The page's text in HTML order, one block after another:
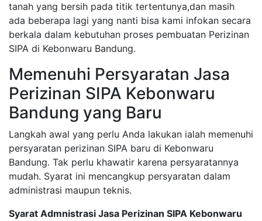
tanah yang bersih pada titik tertentunya,dan masih
ada beberapa lagi yang nanti bisa kami infokan secara
berkala dalam kebutuhan proses pembuatan Perizinan
SIPA di Kebonwaru Bandung.
Memenuhi Persyaratan Jasa
Perizinan SIPA Kebonwaru
Bandung yang Baru
Langkah awal yang perlu Anda lakukan ialah memenuhi
persyaratan perizinan SIPA baru di Kebonwaru
Bandung. Tak perlu khawatir karena persyaratannya
mudah. Syarat ini mencangkup persyaratan dalam
administrasi maupun teknis.
Syarat Admnistrasi Jasa Perizinan SIPA Kebonwaru